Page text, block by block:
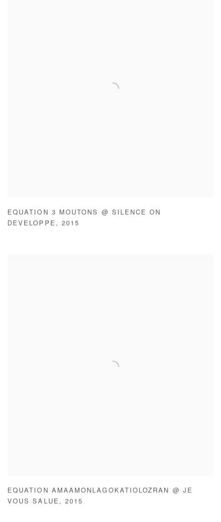
EQUATION 3 MOUTONS @ SILENCE ON
DEVELOPPE , 2015
EQUATION AMAAMONLAGOKATIOLOZRAN @ JE
VOUS SALUE , 2015